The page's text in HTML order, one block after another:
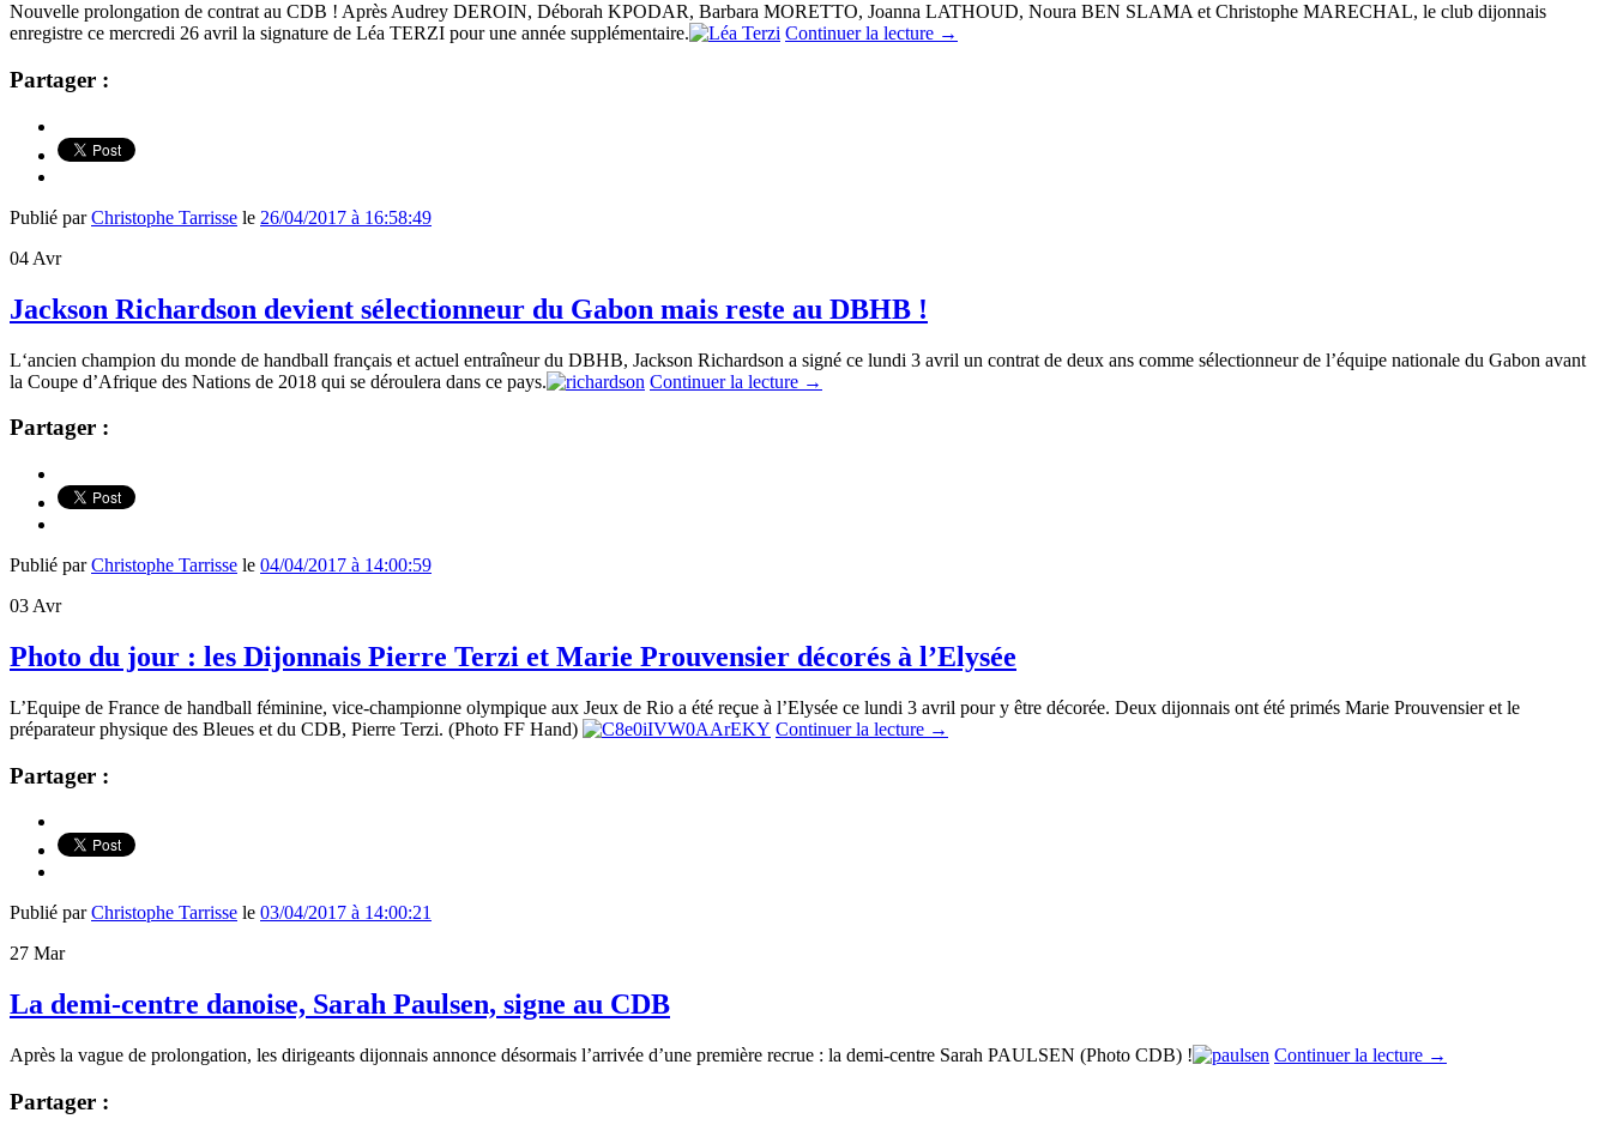
Nouvelle prolongation de contrat au CDB ! Après Audrey DEROIN, Déborah KPODAR, Barbara MORETTO, Joanna LATHOUD, Noura BEN SLAMA et Christophe MARECHAL, le club dijonnais
enregistre ce mercredi 26 avril la signature de Léa TERZI pour une année supplémentaire.
Continuer la lecture →
Partager :
Publié parChristophe Tarrisse le 26/04/2017 à 16:58:49
04 Avr
Jackson Richardson devient sélectionneur du Gabon mais reste au DBHB !
L‘ancien champion du monde de handball français et actuel entraîneur du DBHB, Jackson Richardson a signé ce lundi 3 avril un contrat de deux ans comme sélectionneur de l’équipe nationale du Gabon avant
la Coupe d’Afrique des Nations de 2018 qui se déroulera dans ce pays.
Continuer la lecture →
Partager :
Publié parChristophe Tarrisse le 04/04/2017 à 14:00:59
03 Avr
Photo du jour : les Dijonnais Pierre Terzi et Marie Prouvensier décorés à l’Elysée
L’Equipe de France de handball féminine, vice-championne olympique aux Jeux de Rio a été reçue à l’Elysée ce lundi 3 avril pour y être décorée. Deux dijonnais ont été primés Marie Prouvensier et le
préparateur physique des Bleues et du CDB, Pierre Terzi. (Photo FF Hand)
Continuer la lecture →
Partager :
Publié parChristophe Tarrisse le 03/04/2017 à 14:00:21
27 Mar
La demi-centre danoise, Sarah Paulsen, signe au CDB
Après la vague de prolongation, les dirigeants dijonnais annonce désormais l’arrivée d’une première recrue : la demi-centre Sarah PAULSEN (Photo CDB) ! Continuer la lecture →
Partager :